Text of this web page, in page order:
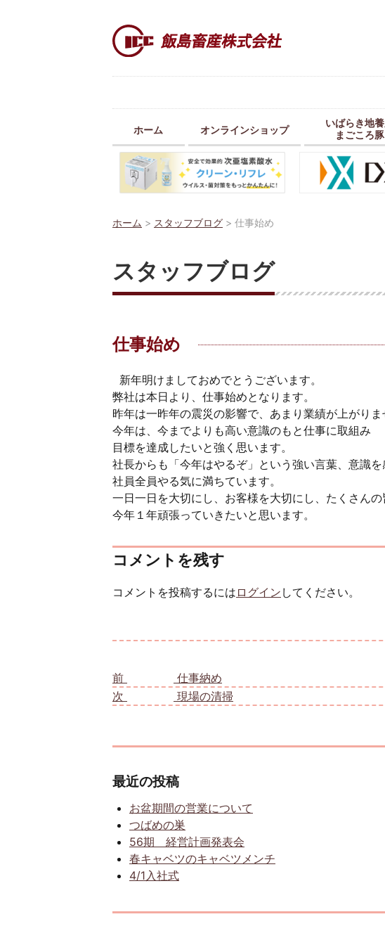
ホーム オンラインショップ
いばらき地
まごころ豚
ホーム > スタッフブログ > 仕事始め
スタッフブログ
仕事始め
新年明けましておめでとうございます。
弊社は本日より、仕事始めとなります。
昨年は一昨年の震災の影響で、あまり業績が上がりま
今年は、今までよりも高い意識のもと仕事に取組み
目標を達成したいと強く思います。
社長からも「今年はやるぞ」という強い言葉、意識
社員全員やる気に満ちています。
一日一日を大切にし、お客様を大切にし、たくさん
今年１年頑張っていきたいと思います。
コメントを残す
コメントを投稿するには ログイン してください。
前
仕事納め
次
現場の清掃
最近の投稿
お盆期間の営業について
つばめの巣
56期 経営計画発表会
春キャベツのキャベツメンチ
4/1入社式